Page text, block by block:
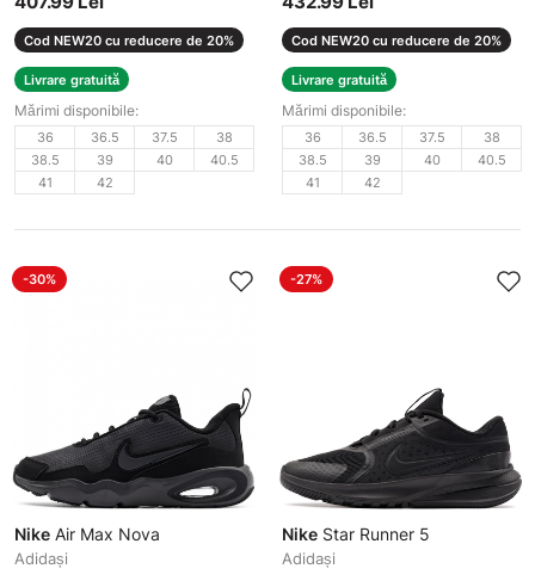
Cod NEW20 cu reducere de 20%
Livrare gratuită
Mărimi disponibile:
36 36.5 37.5
38
38.5
39 40
40.5
41
42
Cod NEW20 cu reducere de 20%
Livrare gratuită
Mărimi disponibile:
36 36.5 37.5
38
38.5
39 40
40.5
41
42
-30%
Nike Air Max Nova
Adidași
-27%
Nike Star Runner 5
Adidași